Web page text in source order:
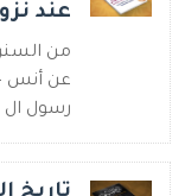
عند
عن أنس
رسول ال